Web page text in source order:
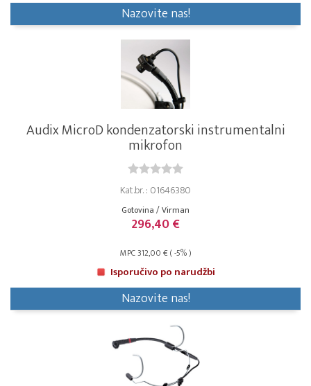
Nazovite nas!
Audix MicroD kondenzatorski instrumentalni
mikrofon
Kat.br. : 01646380
Gotovina / Virman
296,40 €
MPC 312,00 € ( -5% )
Isporučivo po narudžbi
Nazovite nas!